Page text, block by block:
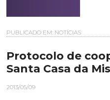
PUBLICADO EM: NOTÍCIAS
Protocolo de
Santa Casa da
2013/05/09